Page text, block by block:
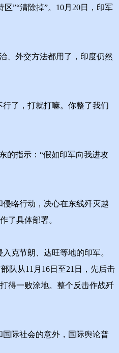
”“清除掉”。10月20日，印军
、外交方法都用了，印度仍然
了，打就打嘛。你整了我们
的指示：“假如印军向我进攻
略行动，决心在东线歼灭越
了具体部署。
克节朗、达旺等地的印军。
队从11月16日至21日，先后击
得一败涂地。整个反击作战歼
际社会的意外，国际舆论普